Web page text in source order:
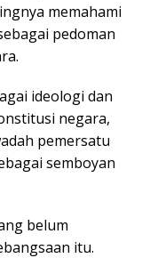
memahami
pedoman
ideologi dan
negara,
pemersatu
semboyan
belum
itu.